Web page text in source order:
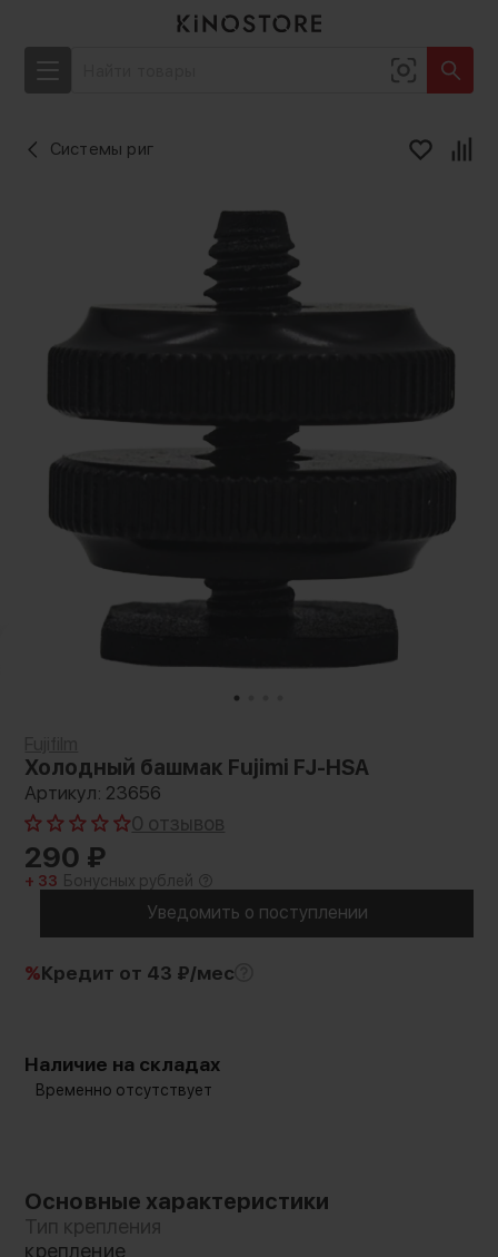
Системы риг
Холодный башмак Fujimi FJ-HSA
Артикул: 23656
0 отзывов
290 ₽
+ 33 Бонусных рублей
Уведомить о поступлении
%Кредит от 43 ₽/мес
Наличие на складах
Временно отсутствует
Основные характеристики
Тип крепления
крепление